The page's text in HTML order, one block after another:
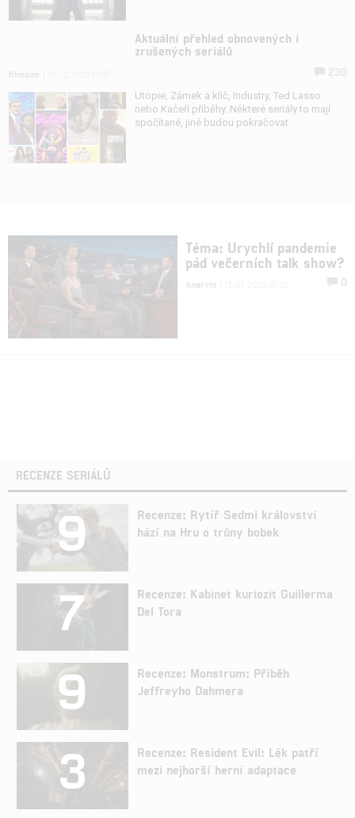
Aktuální přehled obnovených i
zrušených seriálů
Utopie, Zámek a klíč, Industry, Ted Lasso
nebo Kačeří příběhy. Některé seriály to mají
spočítané, jiné budou pokračovat.
Téma: Urychlí pandemie
pád večerních talk show?
Anarvin 0
RECENZE SERIÁLŮ
9
Recenze: Rytíř Sedmi království
hází na Hru o trůny bobek
7
Recenze: Kabinet kuriozit Guillerma
Del Tora
9
Recenze: Monstrum: Příběh
Jeffreyho Dahmera
3
Recenze: Resident Evil: Lék patří
mezi nejhorší herní adaptace